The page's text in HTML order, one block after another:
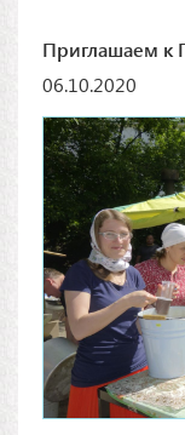
Приглашаем к
06.10.2020